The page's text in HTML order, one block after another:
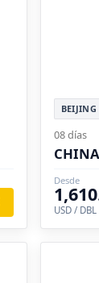
BEIJING
08 días
Desde
USD / DBL